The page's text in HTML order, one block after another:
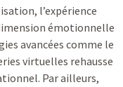
l’expérience
émotionnelle
avancées comme le
virtuelles rehausse
Par ailleurs,